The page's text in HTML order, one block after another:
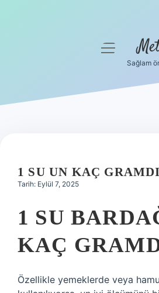
Hakkımızda
menüyü
Sağlam
1 SU UN KAÇ
Tarih: Eylül 7, 2025
1 SU
KAÇ
Özellikle yemeklerde veya